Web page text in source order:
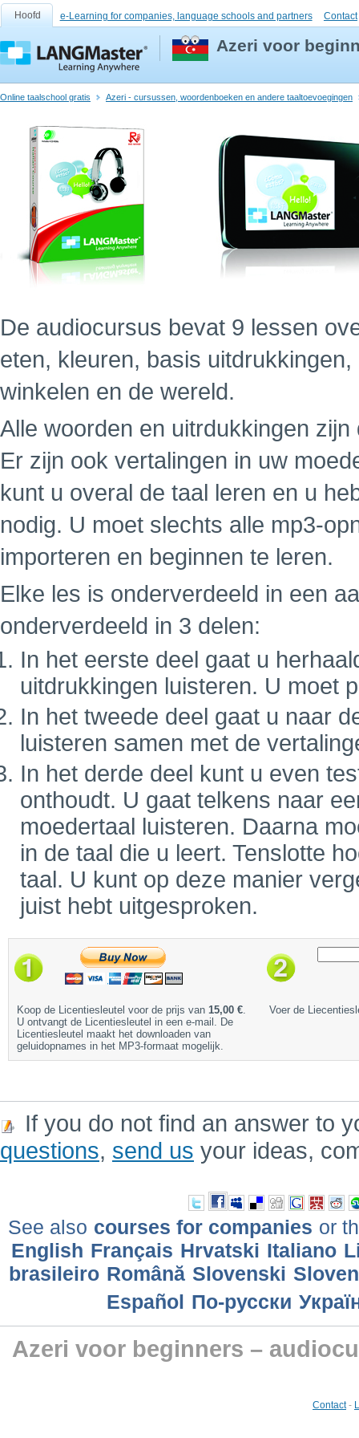
Hoofd e-Learning for companies, language schools and partners Contact
Azeri voor
Online taalschool gratis Azeri - cursussen, woordenboeken en andere taaltoevoegingen
De audiocursus bevat 9 lessen
eten, kleuren, basis
winkelen en de wereld.
Alle woorden en uitrdukkingen
Er zijn ook vertalingen in uw
kunt u overal de taal leren en u
nodig. U moet slechts alle mp3-
importeren en beginnen te leren.
Elke les is onderverdeeld in een
onderverdeeld in 3 delen:
In het eerste deel gaat u
uitdrukkingen luisteren. U moet
In het tweede deel gaat u naar
luisteren samen met de
In het derde deel kunt u even
onthoudt. U gaat telkens naar
moedertaal luisteren. Daarna
in de taal die u leert. Tenslotte
taal. U kunt op deze manier
juist hebt uitgesproken.
Koop de Licentiesleutel voor de prijs van 15,00 €.
U ontvangt de Licentiesleutel in een e-mail. De
Licentiesleutel maakt het downloaden van
geluidopnames in het MP3-formaat mogelijk.
Voer de
If you do not find an answer to
questions, send us your ideas,
See also courses for companies or
English Français Hrvatski Italiano
brasileiro Română Slovenski
Еspañol По-русски
Azeri voor beginners –
Contact-